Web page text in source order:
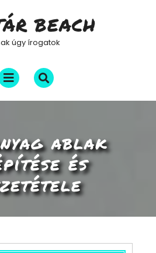
BEACH
úgy írogatok
Open
Menu
ablak
és